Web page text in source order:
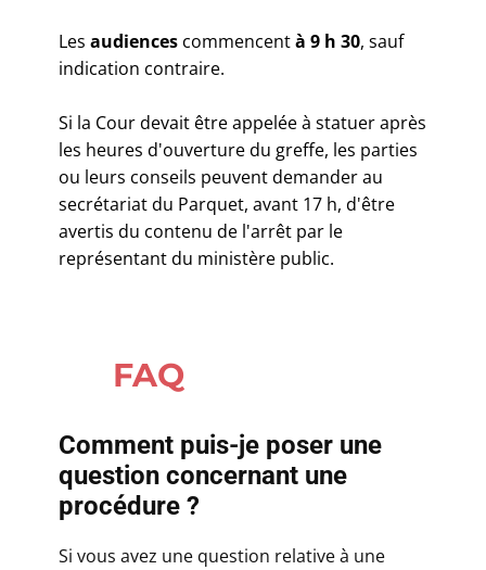
Les audiences commencentà 9 h 30, sauf
indication contraire.
Si la Cour devait être appelée à statuer après
les heures d'ouverture du greffe, les parties
ou leurs conseils peuvent demander au
secrétariat du Parquet, avant 17 h, d'être
avertis du contenu de l'arrêt par le
représentant du ministère public.
FAQ
Comment puis-je poser une
question concernant une
procédure ?
Si vous avez une question relative à une